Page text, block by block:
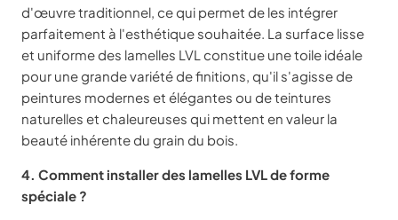
d'œuvre traditionnel, ce qui permet de les intégrer
parfaitement à l'esthétique souhaitée. La surface lisse
et uniforme des lamelles LVL constitue une toile idéale
pour une grande variété de finitions, qu'il s'agisse de
peintures modernes et élégantes ou de teintures
naturelles et chaleureuses qui mettent en valeur la
beauté inhérente du grain du bois.
4. Comment installer des lamelles LVL de forme
spéciale ?